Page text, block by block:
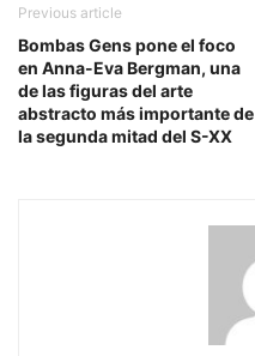
Previous article
Bombas Gens pone el foco
en Anna-Eva Bergman, una
de las figuras del arte
abstracto más importante de
la segunda mitad del S-XX